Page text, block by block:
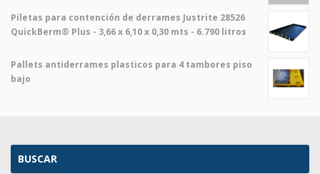
Piletas para contención de derrames Justrite 28526
QuickBerm® Plus - 3,66 x 6,10 x 0,30 mts - 6.790 litros
Pallets antiderrames plasticos para 4 tambores piso
bajo
BUSCAR